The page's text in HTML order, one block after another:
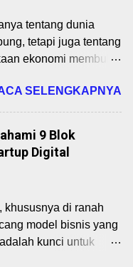
tentang dunia
tetapi juga tentang
ekonomi membuka
ekonomi global
dalam
ekonomi,
penciptaan lapangan
barang dan
melakukan
tidak semua
SELENGKAPNYA
9 Blok
Digital
khususnya di ranah
model bisnis yang
kunci untuk